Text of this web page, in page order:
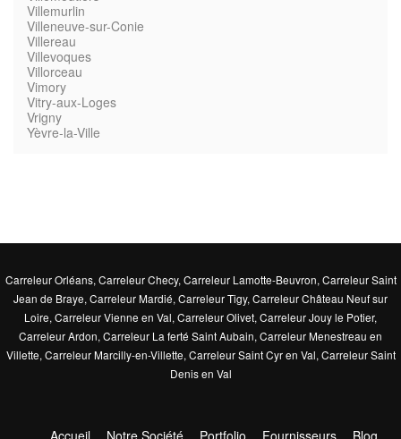
Villemurlin
Villeneuve-sur-Conie
Villereau
Villevoques
Villorceau
Vimory
Vitry-aux-Loges
Vrigny
Yèvre-la-Ville
Carreleur Orléans,Carreleur Checy,Carreleur Lamotte-Beuvron,Carreleur Saint
Jean de Braye,Carreleur Mardié,Carreleur Tigy,Carreleur Château Neuf sur
Loire,Carreleur Vienne en Val,Carreleur Olivet,Carreleur Jouy le Potier,
Carreleur Ardon,Carreleur La ferté Saint Aubain,Carreleur Menestreau en
Villette,Carreleur Marcilly-en-Villette,Carreleur Saint Cyr en Val,Carreleur Saint
Denis en Val